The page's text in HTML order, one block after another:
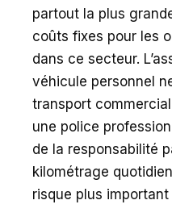
partout la plus
coûts fixes pour les
dans ce secteur.
véhicule personnel
transport
une police
de la responsabilité
kilométrage
risque plus